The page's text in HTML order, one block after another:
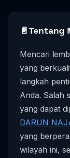
📄Tentang
Mencari
yang
langkah
Anda. Salah
yang dapat
DARUN
yang
wilayah ini,